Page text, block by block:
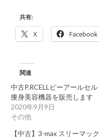
共有:
X Facebook
関連
中古P.RCELLピーアールセル
痩身美容機器を販売します
2020年9月9日
その他
【中古】3-max スリーマック